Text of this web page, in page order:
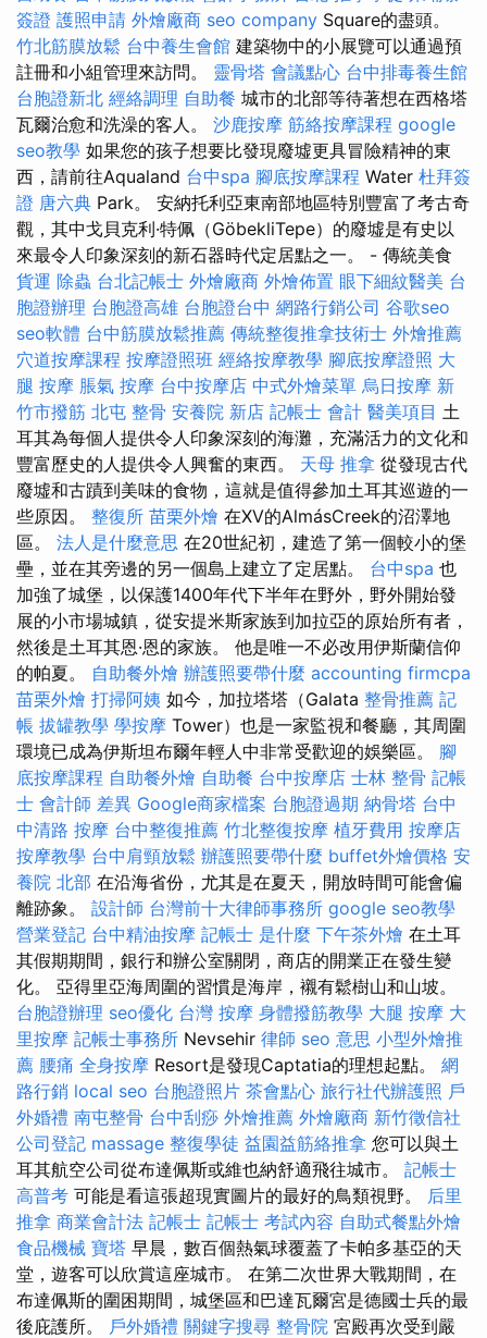
簽證 護照申請 外燴廠商 seo company Square的盡頭。
竹北筋膜放鬆 台中養生會館 建築物中的小展覽可以通過預
註冊和小組管理來訪問。 靈骨塔 會議點心 台中排毒養生館
台胞證新北 經絡調理 自助餐 城市的北部等待著想在西格塔
瓦爾治愈和洗澡的客人。 沙鹿按摩 筋絡按摩課程 google
seo教學 如果您的孩子想要比發現廢墟更具冒險精神的東
西，請前往Aqualand 台中spa 腳底按摩課程 Water 杜拜簽
證 唐六典 Park。 安納托利亞東南部地區特別豐富了考古奇
觀，其中戈貝克利·特佩（GöbekliTepe）的廢墟是有史以
來最令人印象深刻的新石器時代定居點之一。 - 傳統美食
貨運 除蟲 台北記帳士 外燴廠商 外燴佈置 眼下細紋醫美 台
胞證辦理 台胞證高雄 台胞證台中 網路行銷公司 谷歌seo
seo軟體 台中筋膜放鬆推薦 傳統整復推拿技術士 外燴推薦
穴道按摩課程 按摩證照班 經絡按摩教學 腳底按摩證照 大
腿 按摩 脹氣 按摩 台中按摩店 中式外燴菜單 烏日按摩 新
竹市撥筋 北屯 整骨 安養院 新店 記帳士 會計 醫美項目 土
耳其為每個人提供令人印象深刻的海灘，充滿活力的文化和
豐富歷史的人提供令人興奮的東西。 天母 推拿 從發現古代
廢墟和古蹟到美味的食物，這就是值得參加土耳其巡遊的一
些原因。 整復所 苗栗外燴 在XV的AlmásCreek的沼澤地
區。 法人是什麼意思 在20世紀初，建造了第一個較小的堡
壘，並在其旁邊的另一個島上建立了定居點。 台中spa 也
加強了城堡，以保護1400年代下半年在野外，野外開始發
展的小市場城鎮，從安提米斯家族到加拉亞的原始所有者，
然後是土耳其恩·恩的家族。 他是唯一不必改用伊斯蘭信仰
的帕夏。 自助餐外燴 辦護照要帶什麼 accounting firmcpa
苗栗外燴 打掃阿姨 如今，加拉塔塔（Galata 整骨推薦 記
帳 拔罐教學 學按摩 Tower）也是一家監視和餐廳，其周圍
環境已成為伊斯坦布爾年輕人中非常受歡迎的娛樂區。 腳
底按摩課程 自助餐外燴 自助餐 台中按摩店 士林 整骨 記帳
士 會計師 差異 Google商家檔案 台胞證過期 納骨塔 台中
中清路 按摩 台中整復推薦 竹北整復按摩 植牙費用 按摩店
按摩教學 台中肩頸放鬆 辦護照要帶什麼 buffet外燴價格 安
養院 北部 在沿海省份，尤其是在夏天，開放時間可能會偏
離跡象。 設計師 台灣前十大律師事務所 google seo教學
營業登記 台中精油按摩 記帳士 是什麼 下午茶外燴 在土耳
其假期期間，銀行和辦公室關閉，商店的開業正在發生變
化。 亞得里亞海周圍的習慣是海岸，襯有鬆樹山和山坡。
台胞證辦理 seo優化 台灣 按摩 身體撥筋教學 大腿 按摩 大
里按摩 記帳士事務所 Nevsehir 律師 seo 意思 小型外燴推
薦 腰痛 全身按摩 Resort是發現Captatia的理想起點。 網
路行銷 local seo 台胞證照片 茶會點心 旅行社代辦護照 戶
外婚禮 南屯整骨 台中刮痧 外燴推薦 外燴廠商 新竹徵信社
公司登記 massage 整復學徒 益園益筋絡推拿 您可以與土
耳其航空公司從布達佩斯或維也納舒適飛往城市。 記帳士
高普考 可能是看這張超現實圖片的最好的鳥類視野。 后里
推拿 商業會計法 記帳士 記帳士 考試內容 自助式餐點外燴
食品機械 寶塔 早晨，數百個熱氣球覆蓋了卡帕多基亞的天
堂，遊客可以欣賞這座城市。 在第二次世界大戰期間，在
布達佩斯的圍困期間，城堡區和巴達瓦爾宮是德國士兵的最
後庇護所。 戶外婚禮 關鍵字搜尋 整骨院 宮殿再次受到嚴